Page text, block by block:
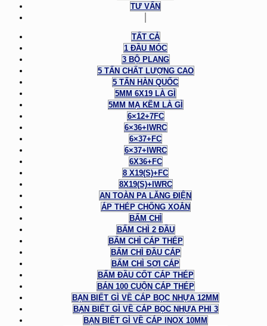
TƯ VẤN
TẤT CẢ
1 ĐẦU MÓC
3 BỘ PLANG
5 TẤN CHẤT LƯỢNG CAO
5 TẤN HÀN QUỐC
5MM 6X19 LÀ GÌ
5MM MẠ KẼM LÀ GÌ
6×12+7FC
6×36+IWRC
6×37+FC
6×37+IWRC
6X36+FC
8 X19(S)+FC
8X19(S)+IWRC
AN TOÀN PA LĂNG ĐIỆN
ÁP THÉP CHỐNG XOẮN
BẤM CHÌ
BẤM CHÌ 2 ĐẦU
BẤM CHÌ CÁP THÉP
BẤM CHÌ ĐẦU CÁP
BẤM CHÌ SỢI CÁP
BẤM ĐẦU CỐT CÁP THÉP
BÁN 100 CUỘN CÁP THÉP
BẠN BIẾT GÌ VỀ CÁP BỌC NHỰA 12MM
BẠN BIẾT GÌ VỀ CÁP BỌC NHỰA PHI 3
BẠN BIẾT GÌ VỀ CÁP INOX 10MM